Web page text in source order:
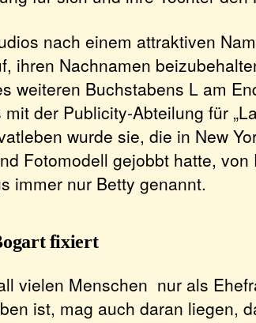
nach einem attraktiven
ihren Nachnamen
weiteren Buchstabens L am
der Publicity-Abteilung für
wurde sie, die in New
Fotomodell gejobbt hatte, von
immer nur Betty genannt.
fixiert
vielen Menschen nur als
ist, mag auch daran liegen,